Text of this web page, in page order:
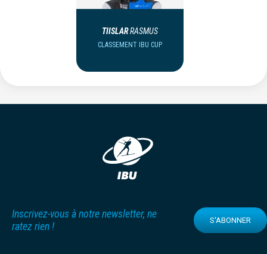
TIISLARRASMUS
CLASSEMENT IBU CUP
Inscrivez-vous à notre newsletter, ne
ratez rien !
S'ABONNER